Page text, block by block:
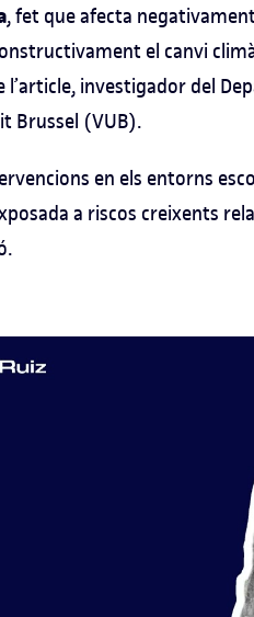
, fet que afecta
el canvi
l’article, investigador del
Brussel (VUB).
en els entorns
a riscos creixents